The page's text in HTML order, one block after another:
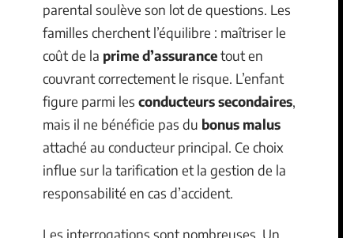
parental soulève son lot de questions. Les
familles cherchent l’équilibre : maîtriser le
coût de la prime d’assurancetout en
couvrant correctement le risque. L’enfant
figure parmi les conducteurs secondaires,
mais il ne bénéficie pas du bonus malus
attaché au conducteur principal. Ce choix
influe sur la tarification et la gestion de la
responsabilité en cas d’accident.
Les interrogations sont nombreuses. Un